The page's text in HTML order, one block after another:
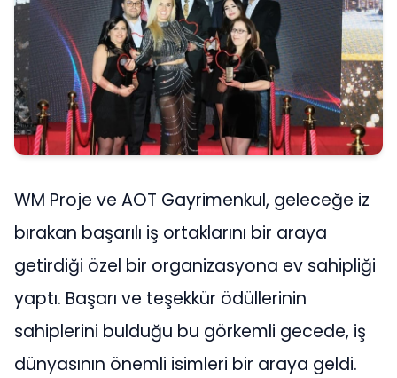
WM Proje ve AOT Gayrimenkul, geleceğe iz
bırakan başarılı iş ortaklarını bir araya
getirdiği özel bir organizasyona ev sahipliği
yaptı. Başarı ve teşekkür ödüllerinin
sahiplerini bulduğu bu görkemli gecede, iş
dünyasının önemli isimleri bir araya geldi.